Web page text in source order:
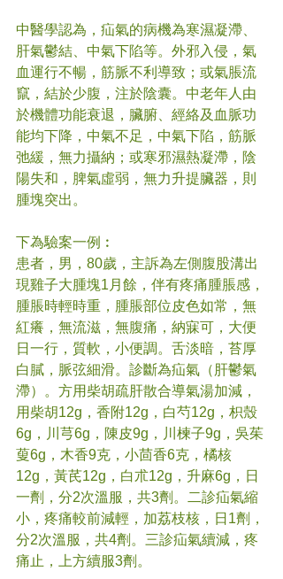
中醫學認為，疝氣的病機為寒濕凝滯、
肝氣鬱結、中氣下陷等。外邪入侵，氣
血運行不暢，筋脈不利導致；或氣脹流
竄，結於少腹，注於陰囊。中老年人由
於機體功能衰退，臟腑、經絡及血脈功
能均下降，中氣不足，中氣下陷，筋脈
弛緩，無力攝納；或寒邪濕熱凝滯，陰
陽失和，脾氣虛弱，無力升提臟器，則
腫塊突出。
下為驗案一例︰
患者，男，80歲，主訴為左側腹股溝出
現雞子大腫塊1月餘，伴有疼痛腫脹感，
腫脹時輕時重，腫脹部位皮色如常，無
紅癢，無流滋，無腹痛，納寐可，大便
日一行，質軟，小便調。舌淡暗，苔厚
白膩，脈弦細滑。診斷為疝氣（肝鬱氣
滯）。方用柴胡疏肝散合導氣湯加減，
用柴胡12g，香附12g，白芍12g，枳殼
6g，川芎6g，陳皮9g，川楝子9g，吳茱
蓃6g，木香9克，小茴香6克，橘核
12g，黃芪12g，白朮12g，升麻6g，日
一劑，分2次溫服，共3劑。二診疝氣縮
小，疼痛較前減輕，加荔枝核，日1劑，
分2次溫服，共4劑。三診疝氣續減，疼
痛止，上方續服3劑。